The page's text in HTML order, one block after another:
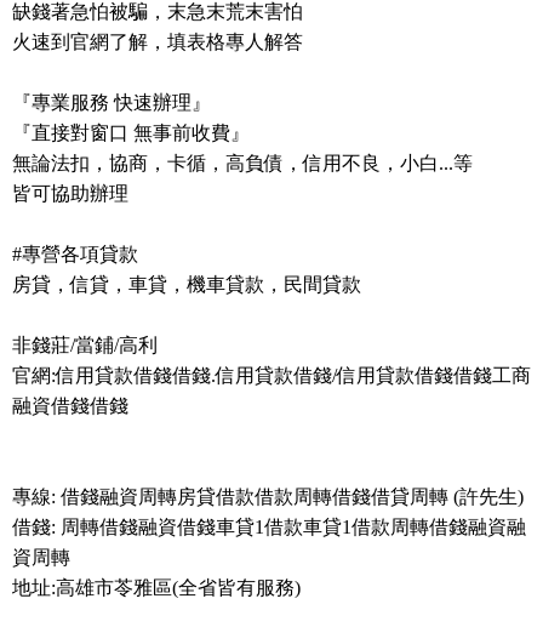
缺錢著急怕被騙，末急末荒末害怕
火速到官網了解，填表格專人解答
『專業服務 快速辦理』
『直接對窗口 無事前收費』
無論法扣，協商，卡循，高負債，信用不良，小白...等
皆可協助辦理
#專營各項貸款
房貸，信貸，車貸，機車貸款，民間貸款
非錢莊/當鋪/高利
官網:信用貸款借錢借錢.信用貸款借錢/信用貸款借錢借錢工商
融資借錢借錢
專線: 借錢融資周轉房貸借款借款周轉借錢借貸周轉 (許先生)
借錢: 周轉借錢融資借錢車貸1借款車貸1借款周轉借錢融資融
資周轉
地址:高雄市苓雅區(全省皆有服務)